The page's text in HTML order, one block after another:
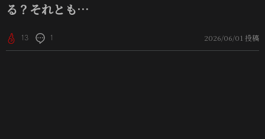
る？それとも…
13 1 2026/06/01 投稿